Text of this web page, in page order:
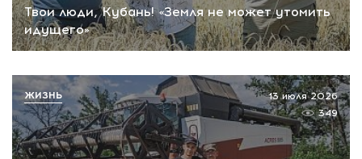
Твои люди, Кубань! «Земля не может утомить
идущего»
13 июля 2026
349
ЖИЗНЬ